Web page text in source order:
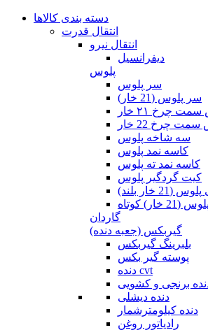
دسته بندی کالاها
انتقال قدرت
انتقال نیرو
دیفرانسیل
پلوس
سر پلوس
سر پلوس (21 خار)
سه شاخه پلوس
کاسه نمد پلوس
کاسه نمد ته پلوس
کیت گردگیر پلوس
خار بلند)
خار) کوتاه
گاردان
گیربکس (جعبه دنده)
بلبرینگ گیربکس
پوسته گیر بکس
دنده cvt
برنجی و کشویی
دنده دیشلی
دنده کیلومترشمار
رادیاتور روغن